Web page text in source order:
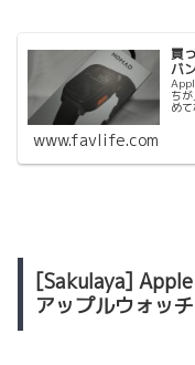
買
バ
ち
め
www.favlife.com
[Sakulaya]
アップルウォッ